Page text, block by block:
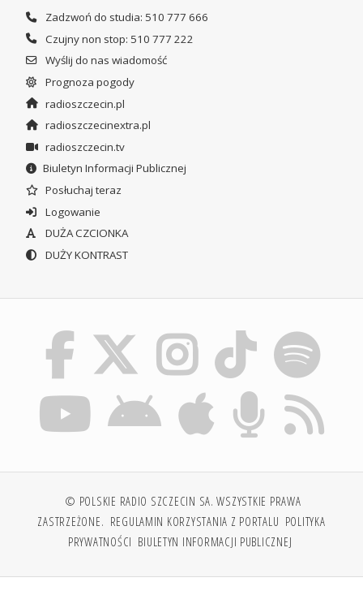
Zadzwoń do studia: 510 777 666
Czujny non stop: 510 777 222
Wyślij do nas wiadomość
Prognoza pogody
radioszczecin.pl
radioszczecinextra.pl
radioszczecin.tv
Biuletyn Informacji Publicznej
Posłuchaj teraz
Logowanie
DUŻA CZCIONKA
DUŻY KONTRAST
© POLSKIE RADIO SZCZECIN SA. WSZYSTKIE PRAWA
ZASTRZEŻONE. REGULAMIN KORZYSTANIA Z PORTALU POLITYKA
PRYWATNOŚCI BIULETYN INFORMACJI PUBLICZNEJ